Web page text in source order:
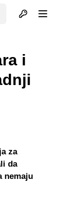
Otvori profil
i
za
da
nemaju